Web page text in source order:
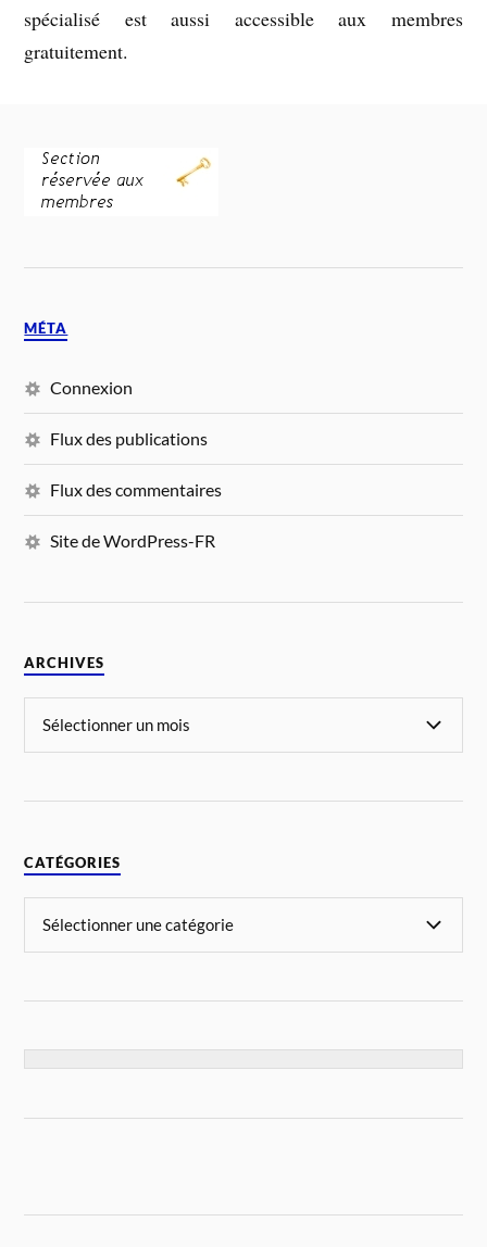
spécialisé est aussi accessible aux membres
gratuitement.
MÉTA
Connexion
Flux des publications
Flux des commentaires
Site de WordPress-FR
ARCHIVES
CATÉGORIES